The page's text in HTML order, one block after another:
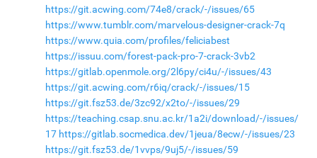
https://git.acwing.com/74e8/crack/-/issues/65
https://www.tumblr.com/marvelous-designer-crack-7q
https://www.quia.com/profiles/feliciabest
https://issuu.com/forest-pack-pro-7-crack-3vb2
https://gitlab.openmole.org/2l6py/ci4u/-/issues/43
https://git.acwing.com/r6iq/crack/-/issues/15
https://git.fsz53.de/3zc92/x2to/-/issues/29
https://teaching.csap.snu.ac.kr/1a2i/download/-/issues/
17 https://gitlab.socmedica.dev/1jeua/8ecw/-/issues/23
https://git.fsz53.de/1vvps/9uj5/-/issues/59